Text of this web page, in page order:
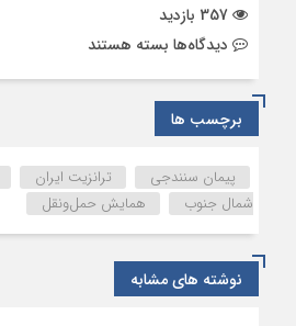
دیدگاه‌ها برای
همایش
حمل‌ونقل
و
توسعه
اقتصادی
بسته هستند
برچسب ها
پیمان سنندجی ترانزیت ایران
شمال جنوب
همایش حمل‌ونقل
نوشته های مشابه